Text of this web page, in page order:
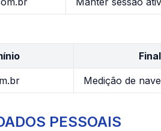
Medição de
PESSOAIS